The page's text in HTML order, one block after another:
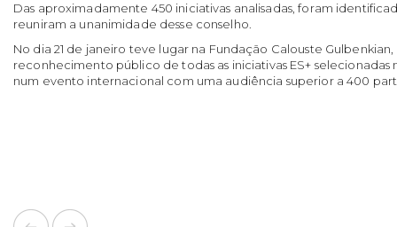
Das aproximadamente 450 iniciativas analisadas, foram
reuniram a unanimidade desse conselho.
No dia 21 de janeiro teve lugar na Fundação Calouste Gulbenkian,
reconhecimento público de todas as iniciativas ES+
num evento internacional com uma audiência superior a 400